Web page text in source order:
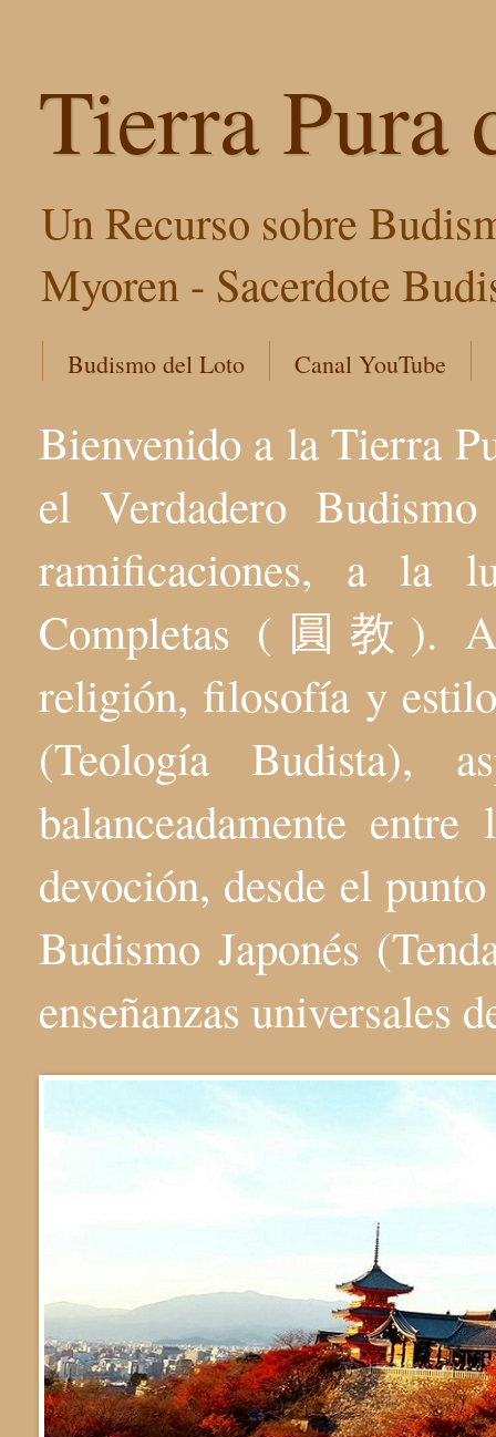
Tierra Pura
Un Recurso sobre
Myoren - Sacerdote
Budismo del Loto Canal YouTube
Bienvenido a la Tierra
el Verdadero
ramificaciones, a la
Completas (圓教).
religión, filosofía y
(Teología Budista),
balanceadamente
devoción, desde el
Budismo Japonés
enseñanzas universales